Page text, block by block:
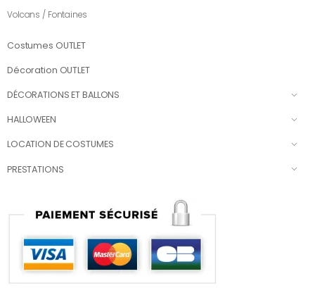
Volcans / Fontaines
Costumes OUTLET
Décoration OUTLET
DÉCORATIONS ET BALLONS
HALLOWEEN
LOCATION DE COSTUMES
PRESTATIONS